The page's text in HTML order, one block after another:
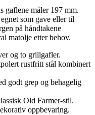
gaflene måler 197 mm.
som gave eller til
på håndtakene
matolje etter behov.
og to grillgafler.
rustfritt stål kombinert
godt grep og behagelig
Old Farmer-stil.
oppbevaring.